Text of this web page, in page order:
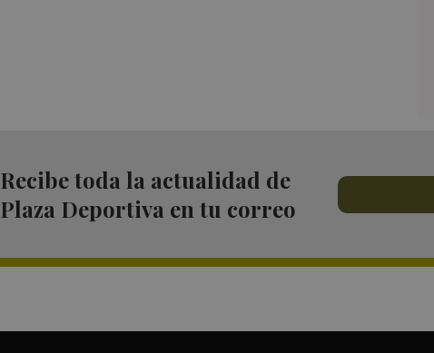
Recibe toda la actualidad de
Plaza Deportiva en tu correo